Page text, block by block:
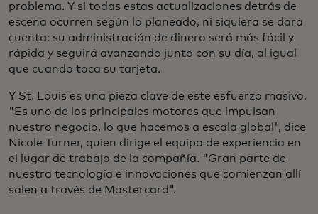
problema. Y si todas estas actualizaciones detrás de
escena ocurren según lo planeado, ni siquiera se dará
cuenta: su administración de dinero será más fácil y
rápida y seguirá avanzando junto con su día, al igual
que cuando toca su tarjeta.
Y St. Louis es una pieza clave de este esfuerzo masivo.
"Es uno de los principales motores que impulsan
nuestro negocio, lo que hacemos a escala global", dice
Nicole Turner, quien dirige el equipo de experiencia en
el lugar de trabajo de la compañía. "Gran parte de
nuestra tecnología e innovaciones que comienzan allí
salen a través de Mastercard".